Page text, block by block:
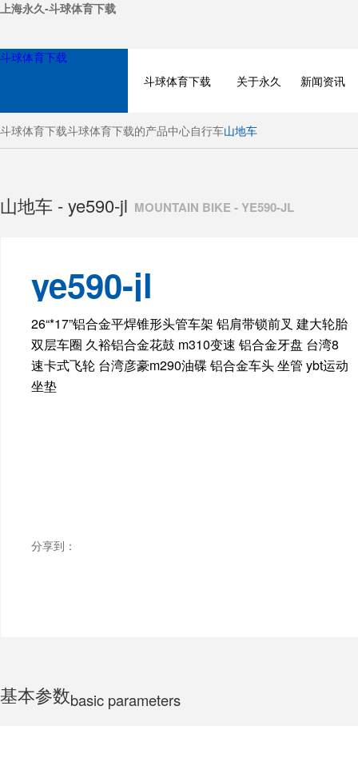
上海永久-斗球体育下载
斗球体育下载
斗球体育下载
关于永久 新闻资讯
斗球体育下载斗球体育下载的产品中心自行车山地车
BICYCLE
ELECTRIC BIKE
山地车 - ye590-jl MOUNTAIN BIKE - YE590-JL
ye590-jl
26“*17”铝合金平焊锥形头管车架 铝肩带锁前叉 建大轮胎
双层车圈 久裕铝合金花鼓 m310变速 铝合金牙盘 台湾8
速卡式飞轮 台湾彦豪m290油碟 铝合金车头 坐管 ybt运动
坐垫
分享到：
基本参数basic parameters